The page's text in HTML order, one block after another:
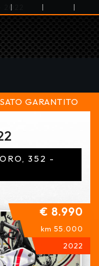
| | |
GARANTITO
352 -
€ 8.990
km 55.000
2022